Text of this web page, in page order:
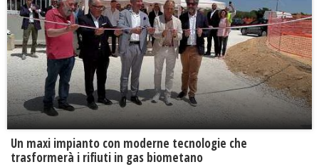
Un maxi impianto con moderne tecnologie che
trasformerà i rifiuti in gas biometano